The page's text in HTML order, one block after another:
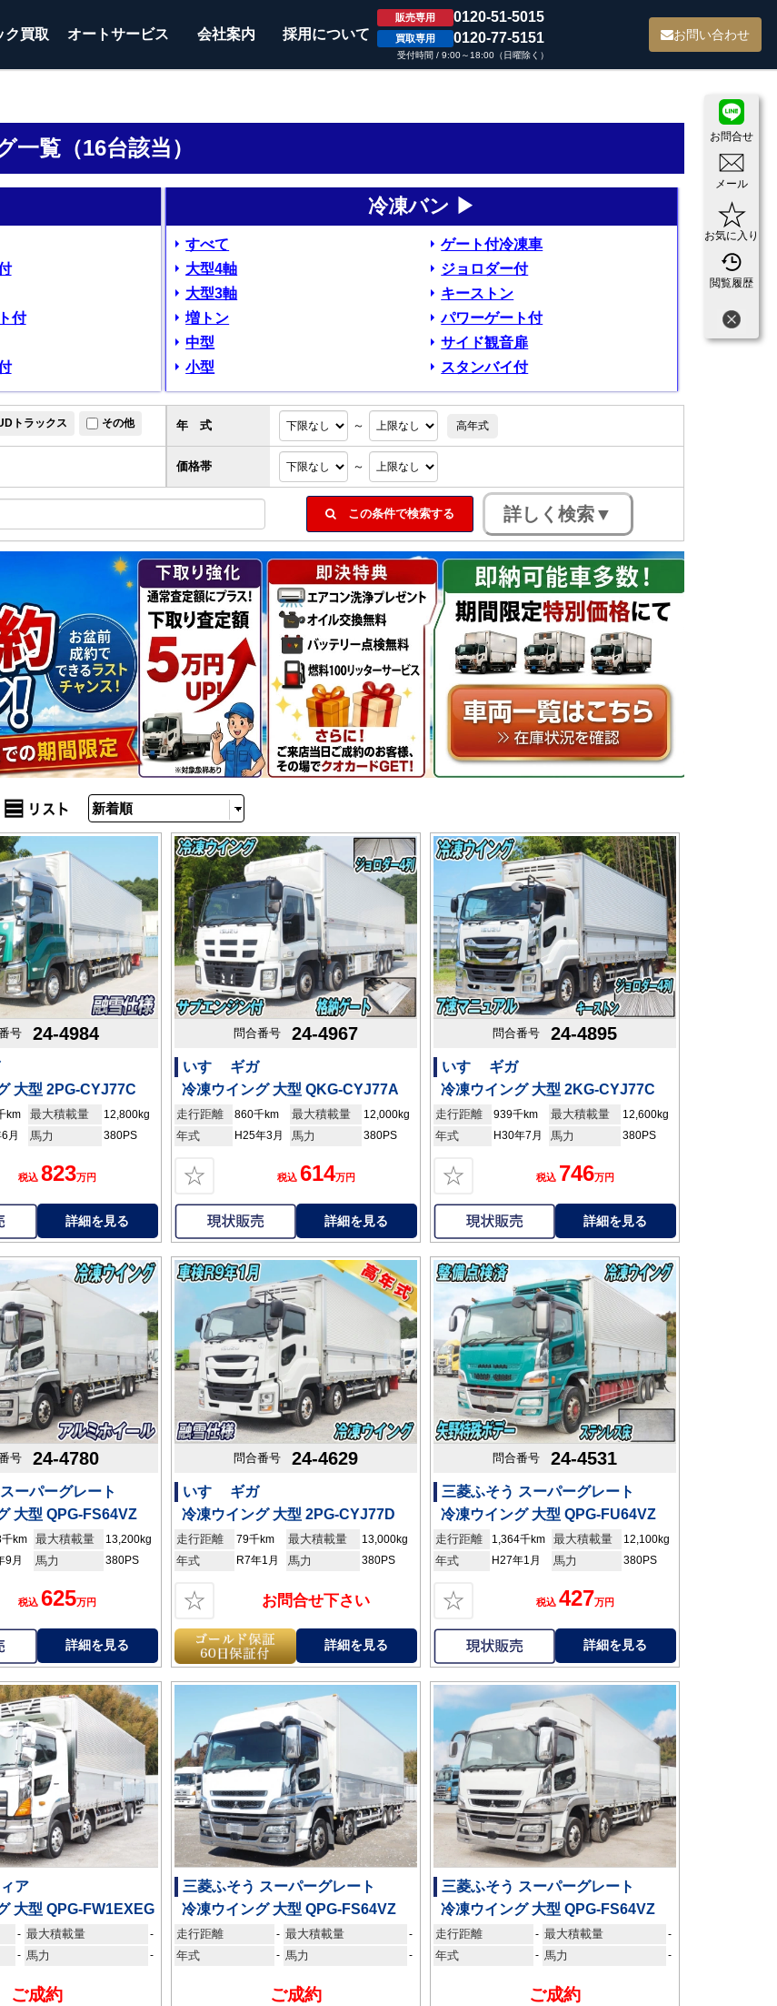
ク買取 オートサービス 会社案内 採用について
販売専用 0120-51-5015
買取専用 0120-77-5151
受付時間 / 9:00～18:00（日曜除く）
お問い合わせ
お問合せ
メール
お気に入り
閲覧履歴
覧（16台該当）
付
冷凍バン ▶
すべて
大型4軸
大型3軸
増トン
中型
小型
ゲート付冷凍車
ジョロダー付
キーストン
パワーゲート付
サイド観音扉
スタンバイ付
価格帯 ～
この条件で検索する
トラックス その他 年 式 ～ 高年式
号 24-4984
大型 2PG-CYJ77C
km 最大積載量 12,800kg
月 馬力 380PS
税込 823万円
詳細を見る
問合番号 24-4967
いすゞ ギガ
冷凍ウイング 大型 QKG-CYJ77A
走行距離 860千km 最大積載量 12,000kg
年式 H25年3月 馬力 380PS
☆ 税込 614万円
詳細を見る
問合番号 24-4895
いすゞ ギガ
冷凍ウイング 大型 2KG-CYJ77C
走行距離 939千km 最大積載量 12,600kg
年式 H30年7月 馬力 380PS
☆ 税込 746万円
詳細を見る
号 24-4780
ーパーグレート
大型 QPG-FS64VZ
km 最大積載量 13,200kg
9月 馬力 380PS
税込 625万円
詳細を見る
問合番号 24-4629
いすゞ ギガ
冷凍ウイング 大型 2PG-CYJ77D
走行距離 79千km 最大積載量 13,000kg
年式 R7年1月 馬力 380PS
☆ お問合せ下さい
詳細を見る
問合番号 24-4531
三菱ふそう スーパーグレート
冷凍ウイング 大型 QPG-FU64VZ
走行距離 1,364千km 最大積載量 12,100kg
年式 H27年1月 馬力 380PS
☆ 税込 427万円
詳細を見る
ア
大型 QPG-FW1EXEG
- 最大積載量 -
- 馬力 -
ご成約
三菱ふそう スーパーグレート
冷凍ウイング 大型 QPG-FS64VZ
走行距離 - 最大積載量 -
年式 - 馬力 -
ご成約
三菱ふそう スーパーグレート
冷凍ウイング 大型 QPG-FS64VZ
走行距離 - 最大積載量 -
年式 - 馬力 -
ご成約